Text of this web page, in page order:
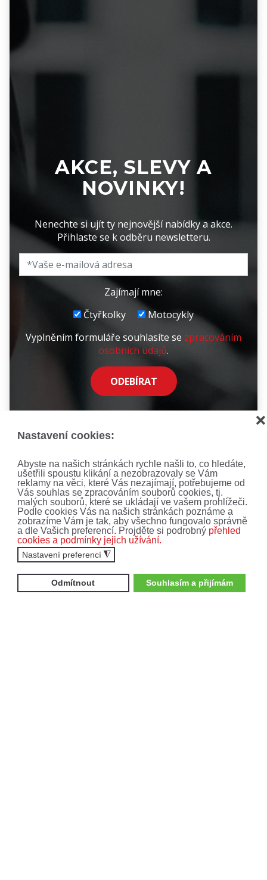
Nastavení cookies:
Abyste na našich stránkách rychle našli to, co hledáte,
ušetřili spoustu klikání a nezobrazovaly se Vám
reklamy na věci, které Vás nezajímají, potřebujeme od
Vás souhlas se zpracováním souborů cookies, tj.
malých souborů, které se ukládají ve vašem prohlížeči.
Podle cookies Vás na našich stránkách poznáme a
zobrazíme Vám je tak, aby všechno fungovalo správně
a dle Vašich preferencí. Projděte si podrobný přehled
cookies a podmínky jejich užívání.
Nastavení preferencí ◮
Odmítnout Souhlasím a přijímám
❌
AKCE, SLEVY A
NOVINKY!
Nenechte si ujít ty nejnovější nabídky a akce.
Přihlaste se k odběru newsletteru.
Zajímají mne:
Čtyřkolky
Motocykly
Vyplněním formuláře souhlasíte se zpracováním
osobních údajů.
ODEBÍRAT